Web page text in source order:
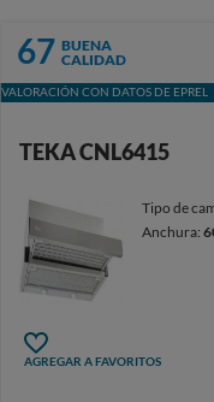
67 BUENA
CALIDAD
VALORACIÓN CON DATOS DE EPREL
TEKA CNL6415
Tipo de
Anchura:
AGREGAR A FAVORITOS